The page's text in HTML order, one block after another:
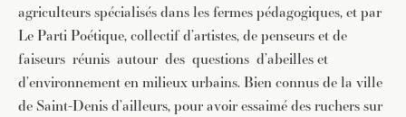
agriculteurs spécialisés dans les fermes pédagogiques, et par
Le Parti Poétique, collectif d’artistes, de penseurs et de
faiseurs réunis autour des questions d’abeilles et
d’environnement en milieux urbains. Bien connus de la ville
de Saint-Denis d’ailleurs, pour avoir essaimé des ruchers sur